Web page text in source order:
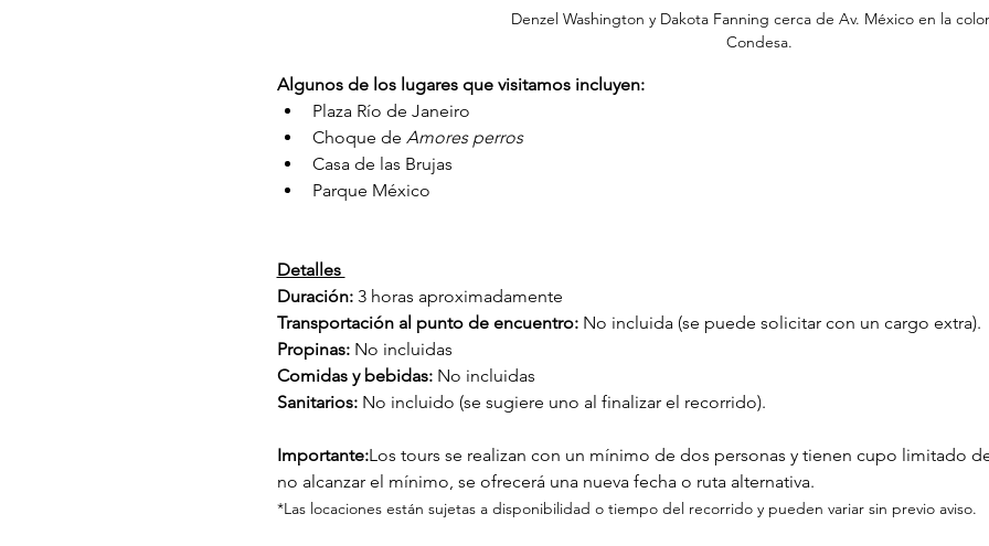
Denzel Washington y Dakota Fanning cerca de Av. México en la
Condesa.
Algunos de los lugares que visitamos incluyen:
Plaza Río de Janeiro
Choque de Amores perros
Casa de las Brujas
Parque México
Detalles
Duración: 3 horas aproximadamente
Transportación al punto de encuentro: No incluida (se puede solicitar con un cargo extra).
Propinas: No incluidas
Comidas y bebidas: No incluidas
Sanitarios: No incluido (se sugiere uno al finalizar el recorrido).
Importante:Los tours se realizan con un mínimo de dos personas y tienen cupo limitado
no alcanzar el mínimo, se ofrecerá una nueva fecha o ruta alternativa.
*Las locaciones están sujetas a disponibilidad o tiempo del recorrido y pueden variar sin previo aviso.